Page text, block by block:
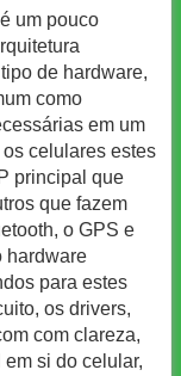
um pouco
de hardware,
como
em um
celulares estes
principal que
que fazem
o GPS e
hardware
para estes
os drivers,
com clareza,
si do celular,